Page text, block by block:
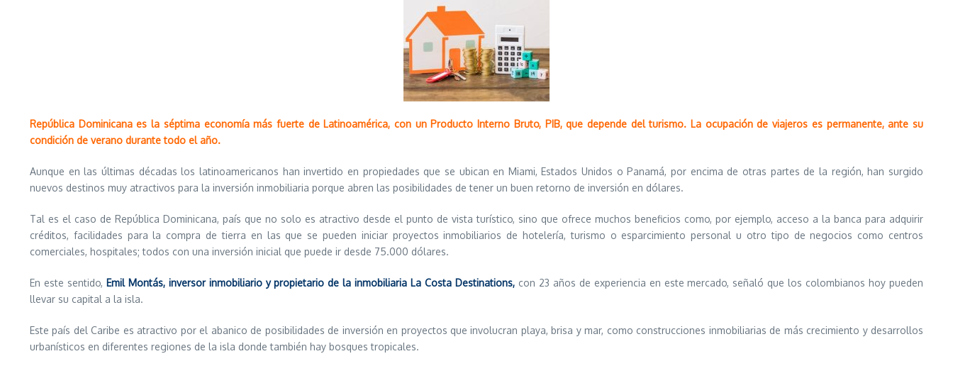
República Dominicana es la séptima economía más fuerte de Latinoamérica, con un Producto Interno Bruto, PIB, que depende del turismo. La ocupación de viajeros es permanente, ante su
condición de verano durante todo el año.
Aunque en las últimas décadas los latinoamericanos han invertido en propiedades que se ubican en Miami, Estados Unidos o Panamá, por encima de otras partes de la región, han surgido
nuevos destinos muy atractivos para la inversión inmobiliaria porque abren las posibilidades de tener un buen retorno de inversión en dólares.
Tal es el caso de República Dominicana, país que no solo es atractivo desde el punto de vista turístico, sino que ofrece muchos beneficios como, por ejemplo, acceso a la banca para adquirir
créditos, facilidades para la compra de tierra en las que se pueden iniciar proyectos inmobiliarios de hotelería, turismo o esparcimiento personal u otro tipo de negocios como centros
comerciales, hospitales; todos con una inversión inicial que puede ir desde 75.000 dólares.
En este sentido, Emil Montás, inversor inmobiliario y propietario de la inmobiliaria La Costa Destinations, con 23 años de experiencia en este mercado, señaló que los colombianos hoy pueden
llevar su capital a la isla.
Este país del Caribe es atractivo por el abanico de posibilidades de inversión en proyectos que involucran playa, brisa y mar, como construcciones inmobiliarias de más crecimiento y desarrollos
urbanísticos en diferentes regiones de la isla donde también hay bosques tropicales.